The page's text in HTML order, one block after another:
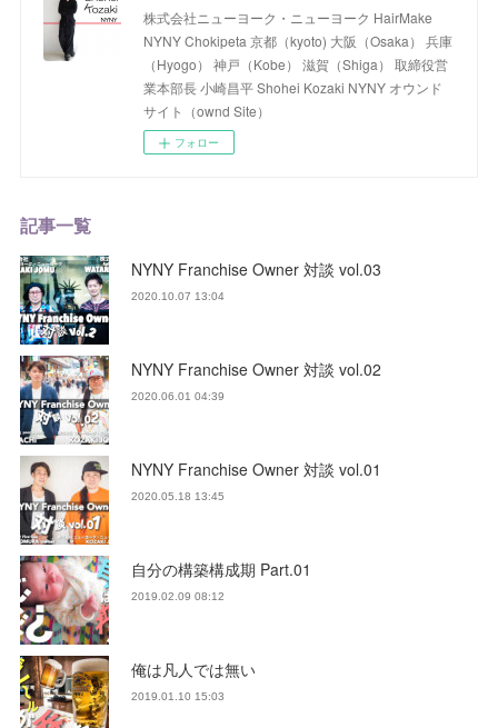
株式会社ニューヨーク・ニューヨーク HairMake
NYNY Chokipeta 京都（kyoto) 大阪（Osaka） 兵庫
（Hyogo） 神戸（Kobe） 滋賀（Shiga） 取締役営
業本部長 小崎昌平 Shohei Kozaki NYNY オウンド
サイト（ownd Site）
フォロー
記事一覧
NYNY Franchise Owner 対談 vol.03
2020.10.07 13:04
NYNY Franchise Owner 対談 vol.02
2020.06.01 04:39
NYNY Franchise Owner 対談 vol.01
2020.05.18 13:45
自分の構築構成期 Part.01
2019.02.09 08:12
俺は凡人では無い
2019.01.10 15:03